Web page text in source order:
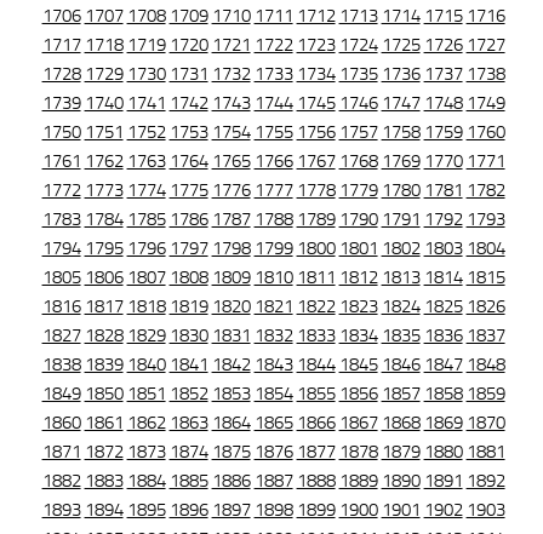
1706 1707 1708 1709 1710 1711 1712 1713 1714 1715 1716
1717 1718 1719 1720 1721 1722 1723 1724 1725 1726 1727
1728 1729 1730 1731 1732 1733 1734 1735 1736 1737 1738
1739 1740 1741 1742 1743 1744 1745 1746 1747 1748 1749
1750 1751 1752 1753 1754 1755 1756 1757 1758 1759 1760
1761 1762 1763 1764 1765 1766 1767 1768 1769 1770 1771
1772 1773 1774 1775 1776 1777 1778 1779 1780 1781 1782
1783 1784 1785 1786 1787 1788 1789 1790 1791 1792 1793
1794 1795 1796 1797 1798 1799 1800 1801 1802 1803 1804
1805 1806 1807 1808 1809 1810 1811 1812 1813 1814 1815
1816 1817 1818 1819 1820 1821 1822 1823 1824 1825 1826
1827 1828 1829 1830 1831 1832 1833 1834 1835 1836 1837
1838 1839 1840 1841 1842 1843 1844 1845 1846 1847 1848
1849 1850 1851 1852 1853 1854 1855 1856 1857 1858 1859
1860 1861 1862 1863 1864 1865 1866 1867 1868 1869 1870
1871 1872 1873 1874 1875 1876 1877 1878 1879 1880 1881
1882 1883 1884 1885 1886 1887 1888 1889 1890 1891 1892
1893 1894 1895 1896 1897 1898 1899 1900 1901 1902 1903